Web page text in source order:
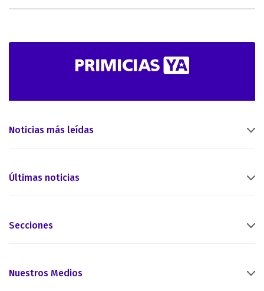
Noticias más leídas
Últimas noticias
Secciones
Nuestros Medios